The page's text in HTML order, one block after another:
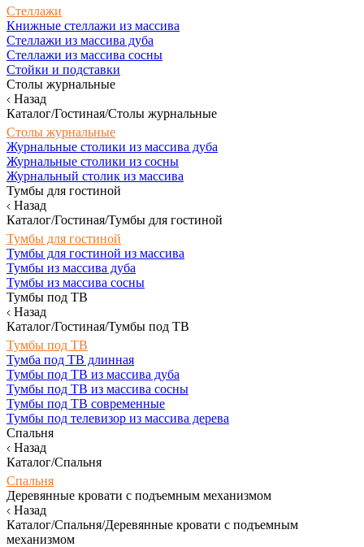
Стеллажи
Книжные стеллажи из массива
Стеллажи из массива дуба
Стеллажи из массива сосны
Стойки и подставки
Столы журнальные
Назад
Каталог/Гостиная/Столы журнальные
Столы журнальные
Журнальные столики из массива дуба
Журнальные столики из сосны
Журнальный столик из массива
Тумбы для гостиной
Назад
Каталог/Гостиная/Тумбы для гостиной
Тумбы для гостиной
Тумбы для гостиной из массива
Тумбы из массива дуба
Тумбы из массива сосны
Тумбы под ТВ
Назад
Каталог/Гостиная/Тумбы под ТВ
Тумбы под ТВ
Тумба под ТВ длинная
Тумбы под ТВ из массива дуба
Тумбы под ТВ из массива сосны
Тумбы под ТВ современные
Тумбы под телевизор из массива дерева
Спальня
Назад
Каталог/Спальня
Спальня
Деревянные кровати с подъемным механизмом
Назад
Каталог/Спальня/Деревянные кровати с подъемным
механизмом